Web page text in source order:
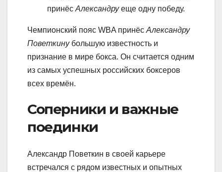
принёс Александруеще одну победу.
Чемпионский пояс WBA принёс Александру
Поветкинубольшую известность и
признание в мире бокса. Он считается одним
из самых успешных российских боксеров
всех времён.
Соперники и важные
поединки
Александр Поветкин в своей карьере
встречался с рядом известных и опытных